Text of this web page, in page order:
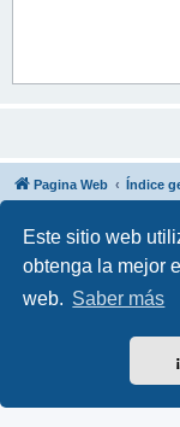
Este sitio web
obtenga la mejor
web. Saber más
Pagina Web Índice
Desarrollado